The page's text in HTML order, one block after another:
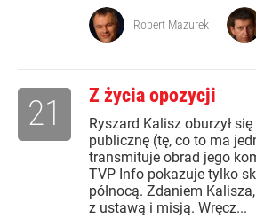
Robert Mazurek
Z życia opozycji
Ryszard Kalisz oburzył
publicznę (tę, co to ma
transmituje obrad jego
TVP Info pokazuje tylko
północą. Zdaniem
z ustawą i misją. Wręcz...
21